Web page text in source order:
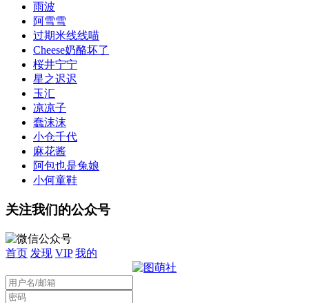
雨波
阿雪雪
过期米线线喵
Cheese奶酪坏了
桜井宁宁
星之迟迟
玉汇
凉凉子
蠢沫沫
小仓千代
麻花酱
阿包也是兔娘
小何童鞋
关注我们的公众号
首页 发现 VIP 我的